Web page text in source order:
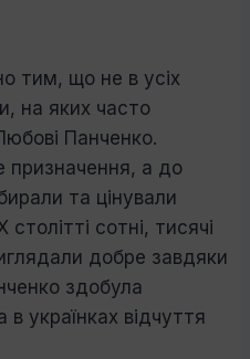
тим, що не в усіх
на яких часто
Панченко.
призначення, а до
та цінували
сотні, тисячі
добре завдяки
здобула
в українках відчуття